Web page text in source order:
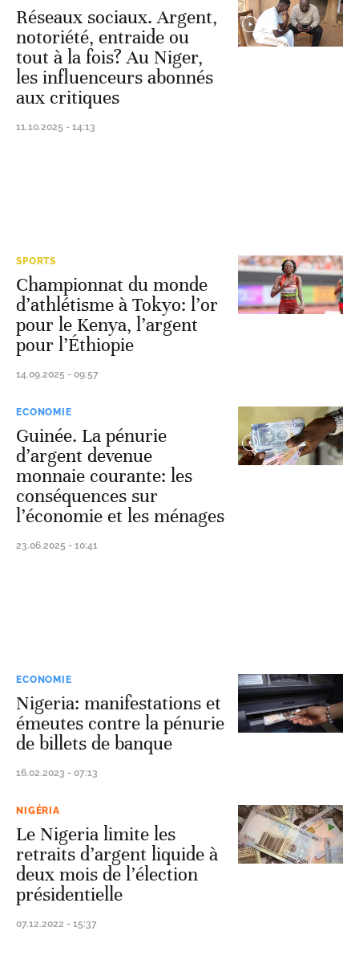
Réseaux sociaux. Argent,
notoriété, entraide ou
tout à la fois? Au Niger,
les influenceurs abonnés
aux critiques
11.10.2025 - 14:13
SPORTS
Championnat du monde
d’athlétisme à Tokyo: l’or
pour le Kenya, l’argent
pour l’Éthiopie
14.09.2025 - 09:57
ECONOMIE
Guinée. La pénurie
d’argent devenue
monnaie courante: les
conséquences sur
l’économie et les ménages
23.06.2025 - 10:41
ECONOMIE
Nigeria: manifestations et
émeutes contre la pénurie
de billets de banque
16.02.2023 - 07:13
NIGÉRIA
Le Nigeria limite les
retraits d’argent liquide à
deux mois de l’élection
présidentielle
07.12.2022 - 15:37